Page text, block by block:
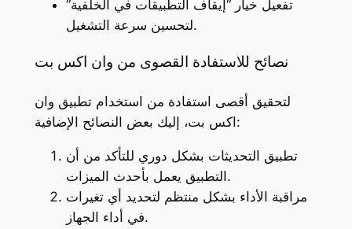
تفعيل خيار “إيقاف التطبيقات في الخلفية”
لتحسين سرعة التشغيل.
نصائح للاستفادة القصوى من وان اكس بت
لتحقيق أقصى استفادة من استخدام تطبيق وان
اكس بت، إليك بعض النصائح الإضافية:
تطبيق التحديثات بشكل دوري للتأكد من أن
التطبيق يعمل بأحدث الميزات.
مراقبة الأداء بشكل منتظم لتحديد أي تغيرات
في أداء الجهاز.